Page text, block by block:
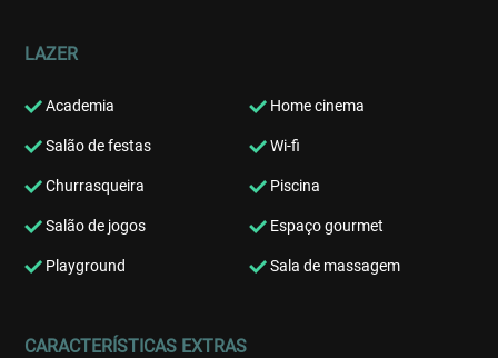
LAZER
Academia Home cinema
Salão de festas Wi-fi
Churrasqueira Piscina
Salão de jogos Espaço gourmet
Playground Sala de massagem
CARACTERÍSTICAS EXTRAS